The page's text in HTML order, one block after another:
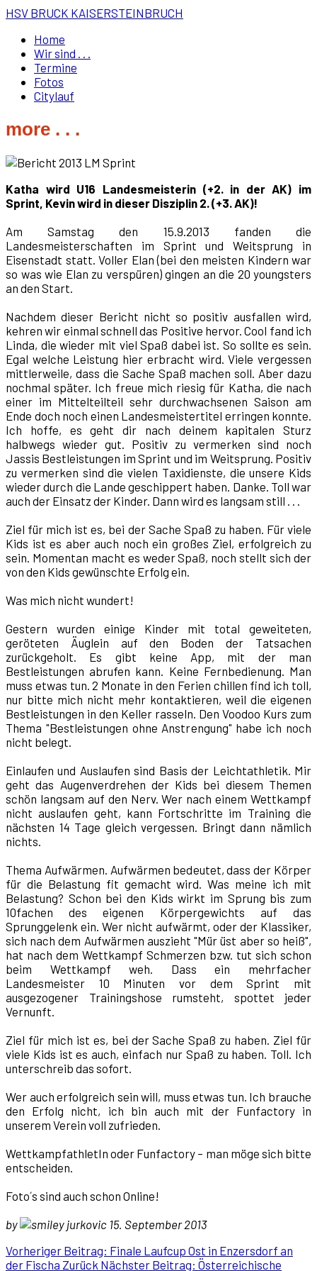
HSV BRUCK KAISERSTEINBRUCH
Home
Wir sind . . .
Termine
Fotos
Citylauf
more . . .
Katha wird U16 Landesmeisterin (+2. in der AK) im
Sprint, Kevin wird in dieser Disziplin 2. (+3. AK)!
Am Samstag den 15.9.2013 fanden die
Landesmeisterschaften im Sprint und Weitsprung in
Eisenstadt statt. Voller Elan (bei den meisten Kindern war
so was wie Elan zu verspüren) gingen an die 20 youngsters
an den Start.
Nachdem dieser Bericht nicht so positiv ausfallen wird,
kehren wir einmal schnell das Positive hervor. Cool fand ich
Linda, die wieder mit viel Spaß dabei ist. So sollte es sein.
Egal welche Leistung hier erbracht wird. Viele vergessen
mittlerweile, dass die Sache Spaß machen soll. Aber dazu
nochmal später. Ich freue mich riesig für Katha, die nach
einer im Mittelteilteil sehr durchwachsenen Saison am
Ende doch noch einen Landesmeistertitel erringen konnte.
Ich hoffe, es geht dir nach deinem kapitalen Sturz
halbwegs wieder gut. Positiv zu vermerken sind noch
Jassis Bestleistungen im Sprint und im Weitsprung. Positiv
zu vermerken sind die vielen Taxidienste, die unsere Kids
wieder durch die Lande geschippert haben. Danke. Toll war
auch der Einsatz der Kinder. Dann wird es langsam still . . .
Ziel für mich ist es, bei der Sache Spaß zu haben. Für viele
Kids ist es aber auch noch ein großes Ziel, erfolgreich zu
sein. Momentan macht es weder Spaß, noch stellt sich der
von den Kids gewünschte Erfolg ein.
Was mich nicht wundert!
Gestern wurden einige Kinder mit total geweiteten,
geröteten Äuglein auf den Boden der Tatsachen
zurückgeholt. Es gibt keine App, mit der man
Bestleistungen abrufen kann. Keine Fernbedienung. Man
muss etwas tun. 2 Monate in den Ferien chillen find ich toll,
nur bitte mich nicht mehr kontaktieren, weil die eigenen
Bestleistungen in den Keller rasseln. Den Voodoo Kurs zum
Thema "Bestleistungen ohne Anstrengung" habe ich noch
nicht belegt.
Einlaufen und Auslaufen sind Basis der Leichtathletik. Mir
geht das Augenverdrehen der Kids bei diesem Themen
schön langsam auf den Nerv. Wer nach einem Wettkampf
nicht auslaufen geht, kann Fortschritte im Training die
nächsten 14 Tage gleich vergessen. Bringt dann nämlich
nichts.
Thema Aufwärmen. Aufwärmen bedeutet, dass der Körper
für die Belastung fit gemacht wird. Was meine ich mit
Belastung? Schon bei den Kids wirkt im Sprung bis zum
10fachen des eigenen Körpergewichts auf das
Sprunggelenk ein. Wer nicht aufwärmt, oder der Klassiker,
sich nach dem Aufwärmen auszieht "Mür üst aber so heiß",
hat nach dem Wettkampf Schmerzen bzw. tut sich schon
beim Wettkampf weh. Dass ein mehrfacher
Landesmeister 10 Minuten vor dem Sprint mit
ausgezogener Trainingshose rumsteht, spottet jeder
Vernunft.
Ziel für mich ist es, bei der Sache Spaß zu haben. Ziel für
viele Kids ist es auch, einfach nur Spaß zu haben. Toll. Ich
unterschreib das sofort.
Wer auch erfolgreich sein will, muss etwas tun. Ich brauche
den Erfolg nicht, ich bin auch mit der Funfactory in
unserem Verein voll zufrieden.
WettkampfathletIn oder Funfactory – man möge sich bitte
entscheiden.
Foto´s sind auch schon Online!
by
jurkovic 15. September 2013
Vorheriger Beitrag: Finale Laufcup Ost in Enzersdorf an
der Fischa Zurück Nächster Beitrag: Österreichische